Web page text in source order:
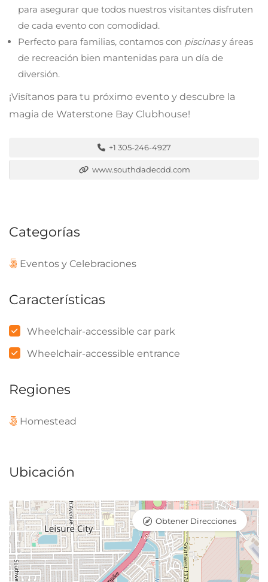
para asegurar que todos nuestros visitantes disfruten
de cada evento con comodidad.
Perfecto para familias, contamos con piscinasy áreas
de recreación bien mantenidas para un día de
diversión.
¡Visítanos para tu próximo evento y descubre la
magia de Waterstone Bay Clubhouse!
+1 305-246-4927
www.southdadecdd.com
Categorías
Eventos y Celebraciones
Características
Wheelchair-accessible car park
Wheelchair-accessible entrance
Regiones
Homestead
Ubicación
Obtener Direcciones